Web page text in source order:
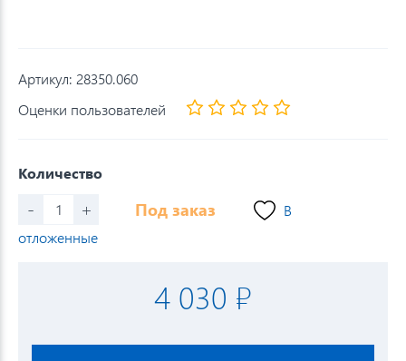
Артикул: 28350.060
Оценки пользователей
Количество
- + Под заказ
В
отложенные
4 030 ₽